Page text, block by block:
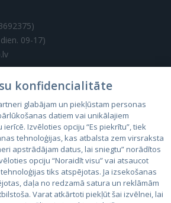
09-17)
konfidencialitāte
glabājam un piekļūstam personas
datiem vai unikālajiem
Izvēloties opciju “Es piekrītu”, tiek
tehnoloģijas, kas atbalsta zem virsraksta
apstrādājam datus, lai sniegtu” norādītos
opciju “Noraidīt visu” vai atsaucot
tiks atspējotas. Ja izsekošanas
daļa no redzamā satura un reklāmām
Varat atkārtoti piekļūt šai izvēlnei, lai